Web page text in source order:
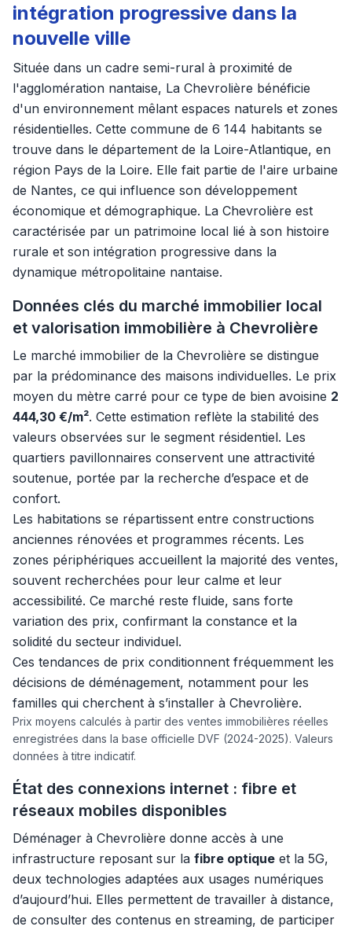
intégration progressive dans la
nouvelle ville
Située dans un cadre semi-rural à proximité de
l'agglomération nantaise, La Chevrolière bénéficie
d'un environnement mêlant espaces naturels et zones
résidentielles. Cette commune de 6 144 habitants se
trouve dans le département de la Loire-Atlantique, en
région Pays de la Loire. Elle fait partie de l'aire urbaine
de Nantes, ce qui influence son développement
économique et démographique. La Chevrolière est
caractérisée par un patrimoine local lié à son histoire
rurale et son intégration progressive dans la
dynamique métropolitaine nantaise.
Données clés du marché immobilier local
et valorisation immobilière à Chevrolière
Le marché immobilier de la Chevrolière se distingue
par la prédominance des maisons individuelles. Le prix
moyen du mètre carré pour ce type de bien avoisine 2
444,30 €/m². Cette estimation reflète la stabilité des
valeurs observées sur le segment résidentiel. Les
quartiers pavillonnaires conservent une attractivité
soutenue, portée par la recherche d’espace et de
confort.
Les habitations se répartissent entre constructions
anciennes rénovées et programmes récents. Les
zones périphériques accueillent la majorité des ventes,
souvent recherchées pour leur calme et leur
accessibilité. Ce marché reste fluide, sans forte
variation des prix, confirmant la constance et la
solidité du secteur individuel.
Ces tendances de prix conditionnent fréquemment les
décisions de déménagement, notamment pour les
familles qui cherchent à s’installer à Chevrolière.
Prix moyens calculés à partir des ventes immobilières réelles
enregistrées dans la base officielle DVF (2024-2025). Valeurs
données à titre indicatif.
État des connexions internet : fibre et
réseaux mobiles disponibles
Déménager à Chevrolière donne accès à une
infrastructure reposant sur la fibre optique et la 5G,
deux technologies adaptées aux usages numériques
d’aujourd’hui. Elles permettent de travailler à distance,
de consulter des contenus en streaming, de participer